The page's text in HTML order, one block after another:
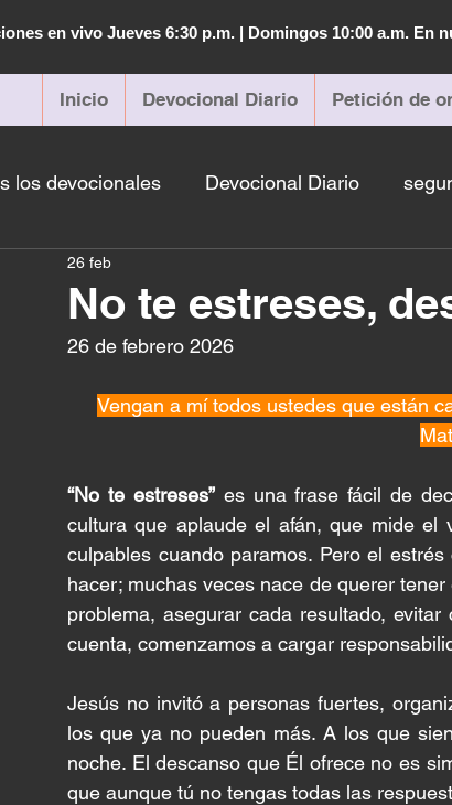
en vivo Jueves 6:30 p.m. | Domingos 10:00 a.m. En
Inicio Devocional Diario Petición de
los devocionales Devocional Diario
No te estreses,
26 feb
26 de febrero 2026
Vengan a mí todos ustedes que están
“No te estreses” es una frase fácil de
cultura que aplaude el afán, que mide el
culpables cuando paramos. Pero el
hacer; muchas veces nace de querer
problema, asegurar cada resultado,
cuenta, comenzamos a cargar
Jesús no invitó a personas fuertes,
los que ya no pueden más. A los que
noche. El descanso que Él ofrece no es
que aunque tú no tengas todas las